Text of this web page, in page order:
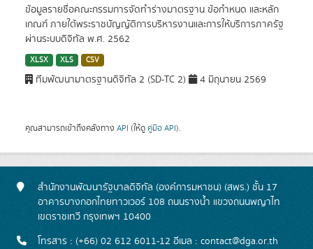
ข้อมูลรายชื่อคณะกรรมการจัดทำร่างมาตรฐาน ข้อกำหนด และหลัก
เกณฑ์ ภายใต้พระราชบัญญัติการบริหารงานและการให้บริการภาครัฐ
ผ่านระบบดิจิทัล พ.ศ. 2562
XLSX XLS CSV
ทีมพัฒนามาตรฐานดิจิทัล 2 (SD-TC 2) 4 มิถุนายน 2569
คุณสามารถเข้าถึงคลังทาง API (ให้ดู คู่มือ API).
สำนักงานพัฒนารัฐบาลดิจิทัล (องค์การมหาชน) (สพร.) ชั้น 17
อาคารบางกอกไทยทาวเวอร์ 108 ถนนรางน้ำ แขวงถนนพญาไท
เขตราชเทวี กรุงเทพฯ 10400
โทรสาร : (+66) 02 612 6011-12 อีเมล : contact@dga.or.th